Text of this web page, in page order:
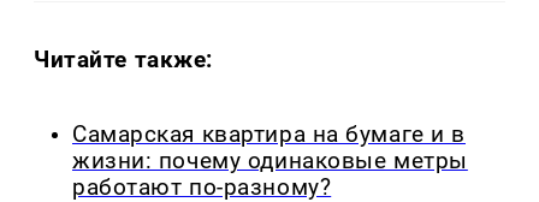
Читайте также:
Самарская квартира на бумаге и в
жизни: почему одинаковые метры
работают по-разному?